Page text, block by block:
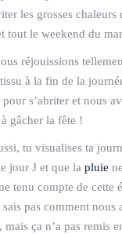
les grosses
tout le weekend du
réjouissions
à la fin de la
s’abriter et nous
gâcher la fête !
tu visualises ta
jour J et que la pluie
tenu compte de
sais pas comment
ça n’a pas remis